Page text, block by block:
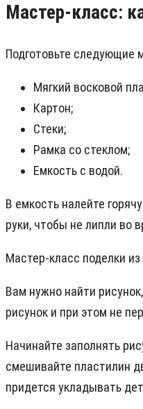
Мастер-класс:
Подготовьте следующие
Мягкий восковой
Картон;
Стеки;
Рамка со стеклом;
Емкость с водой.
В емкость налейте
руки, чтобы не липли во
Мастер-класс поделки
Вам нужно найти
рисунок и при этом не
Начинайте заполнять
смешивайте пластилин
придется укладывать